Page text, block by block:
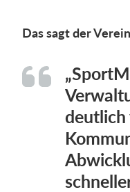
Das sagt der Verein
deutlich